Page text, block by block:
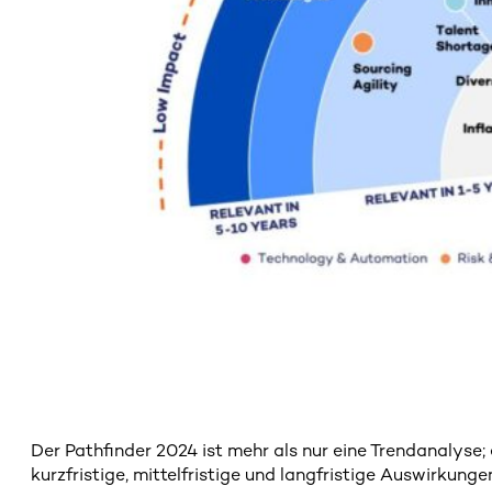
Der Pathfinder 2024 ist mehr als nur eine
kurzfristige, mittelfristige und langfristige